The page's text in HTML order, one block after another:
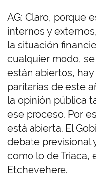
AG: Claro, porque
internos y
la situación
cualquier modo,
están abiertos,
paritarias de este
la opinión pública
ese proceso. Por
está abierta. El
debate previsional
como lo de Triaca,
Etchevehere.